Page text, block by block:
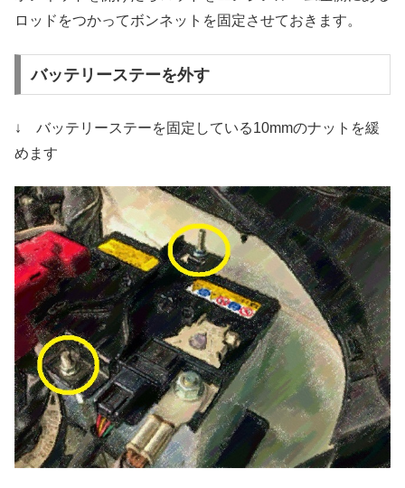
ロッドをつかってボンネットを固定させておきます。
バッテリーステーを外す
↓ バッテリーステーを固定している10mmのナットを緩
めます